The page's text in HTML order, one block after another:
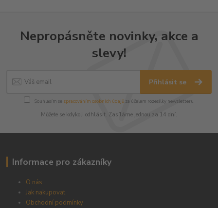
Nepropásněte novinky, akce a
slevy!
Přihlásit se
Souhlasím se zpracováním osobních údajůza účelem rozesílky newsletteru.
Můžete se kdykoli odhlásit. Zasíláme jednou za 14 dní.
Informace pro zákazníky
O nás
Jak nakupovat
Obchodní podmínky